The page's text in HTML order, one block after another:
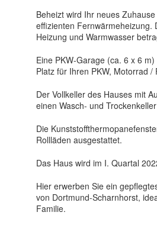
Beheizt wird Ihr neues
effizienten Fernwärmeheizung.
Heizung und Warmwasser
Eine PKW-Garage (ca. 6 x 6
Platz für Ihren PKW, Motorrad
Der Vollkeller des Hauses mit
einen Wasch- und
Die
Rollläden ausgestattet.
Das Haus wird im I. Quartal
Hier erwerben Sie ein
von Dortmund-Scharnhorst,
Familie.